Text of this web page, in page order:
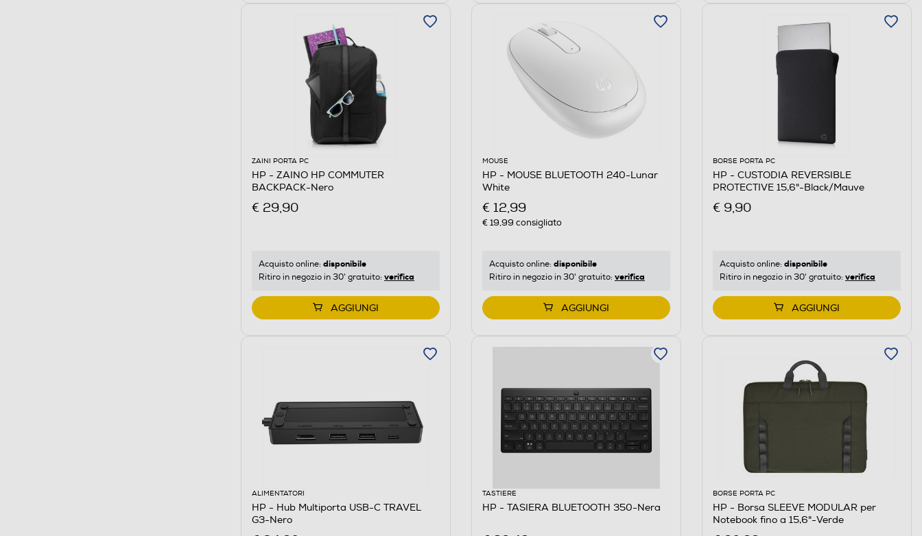
ZAINI PORTA PC
HP - ZAINO HP COMMUTER
BACKPACK-Nero
€ 29,90
Acquisto online: disponibile
Ritiro in negozio in 30' gratuito: verifica
AGGIUNGI
MOUSE
HP - MOUSE BLUETOOTH 240-Lunar
White
€ 12,99
€ 19,99 consigliato
Acquisto online: disponibile
Ritiro in negozio in 30' gratuito: verifica
AGGIUNGI
BORSE PORTA PC
HP - CUSTODIA REVERSIBLE
PROTECTIVE 15,6"-Black/Mauve
€ 9,90
Acquisto online: disponibile
Ritiro in negozio in 30' gratuito: verifica
AGGIUNGI
ALIMENTATORI
HP - Hub Multiporta USB-C TRAVEL
G3-Nero
TASTIERE
HP - TASIERA BLUETOOTH 350-Nera
BORSE PORTA PC
HP - Borsa SLEEVE MODULAR per
Notebook fino a 15,6"-Verde